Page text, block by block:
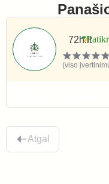
72h.lt
(viso
Atgal